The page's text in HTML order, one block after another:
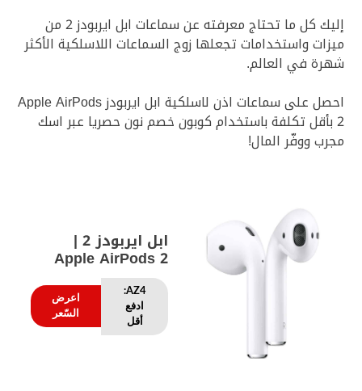
إليك كل ما تحتاج معرفته عن سماعات ابل ايربودز 2 من
ميزات واستخدامات تجعلها زوج السماعات اللاسلكية الأكثر
شهرة في العالم.
احصل على سماعات اذن لاسلكية ابل ايربودز Apple AirPods
2 بأقل تكلفة باستخدام كوبون خصم نون حصريا عبر اسك
مجرب ووفّر المال!
ابل ايربودز 2 |
Apple AirPods 2
AZ4:
ادفع
أقل
اعرض
السّعر